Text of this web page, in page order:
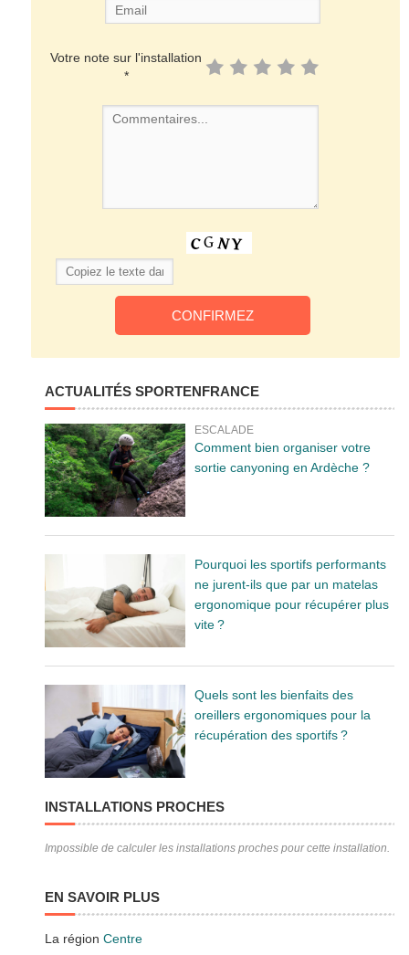
Votre note sur l'installation
*
ACTUALITÉS SPORTENFRANCE
ESCALADE
Comment bien organiser votre
sortie canyoning en Ardèche ?
Pourquoi les sportifs performants
ne jurent-ils que par un matelas
ergonomique pour récupérer plus
vite ?
Quels sont les bienfaits des
oreillers ergonomiques pour la
récupération des sportifs ?
INSTALLATIONS PROCHES
Impossible de calculer les installations proches pour cette installation.
EN SAVOIR PLUS
La régionCentre